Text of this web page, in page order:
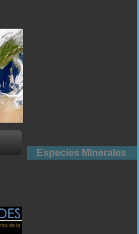
Especies Minerales